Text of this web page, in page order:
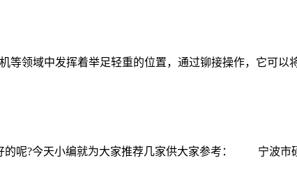
领域中发挥着举足轻重的位置，通过铆接操作，它可以
的呢?今天小编就为大家推荐几家供大家参考： 宁波